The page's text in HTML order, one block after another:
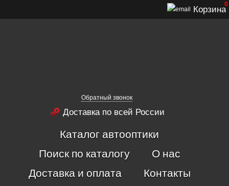
Обратный звонок
Доставка по всей России
Корзина
0
Каталог автооптики
Поиск по каталогу
О нас
Доставка и оплата
Контакты